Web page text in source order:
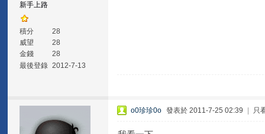
新手上路
積分
28
威望
28
金錢
28
最後登錄 2012-7-13
o0珍珍0o 發表於 2011-7-25 02:39 只